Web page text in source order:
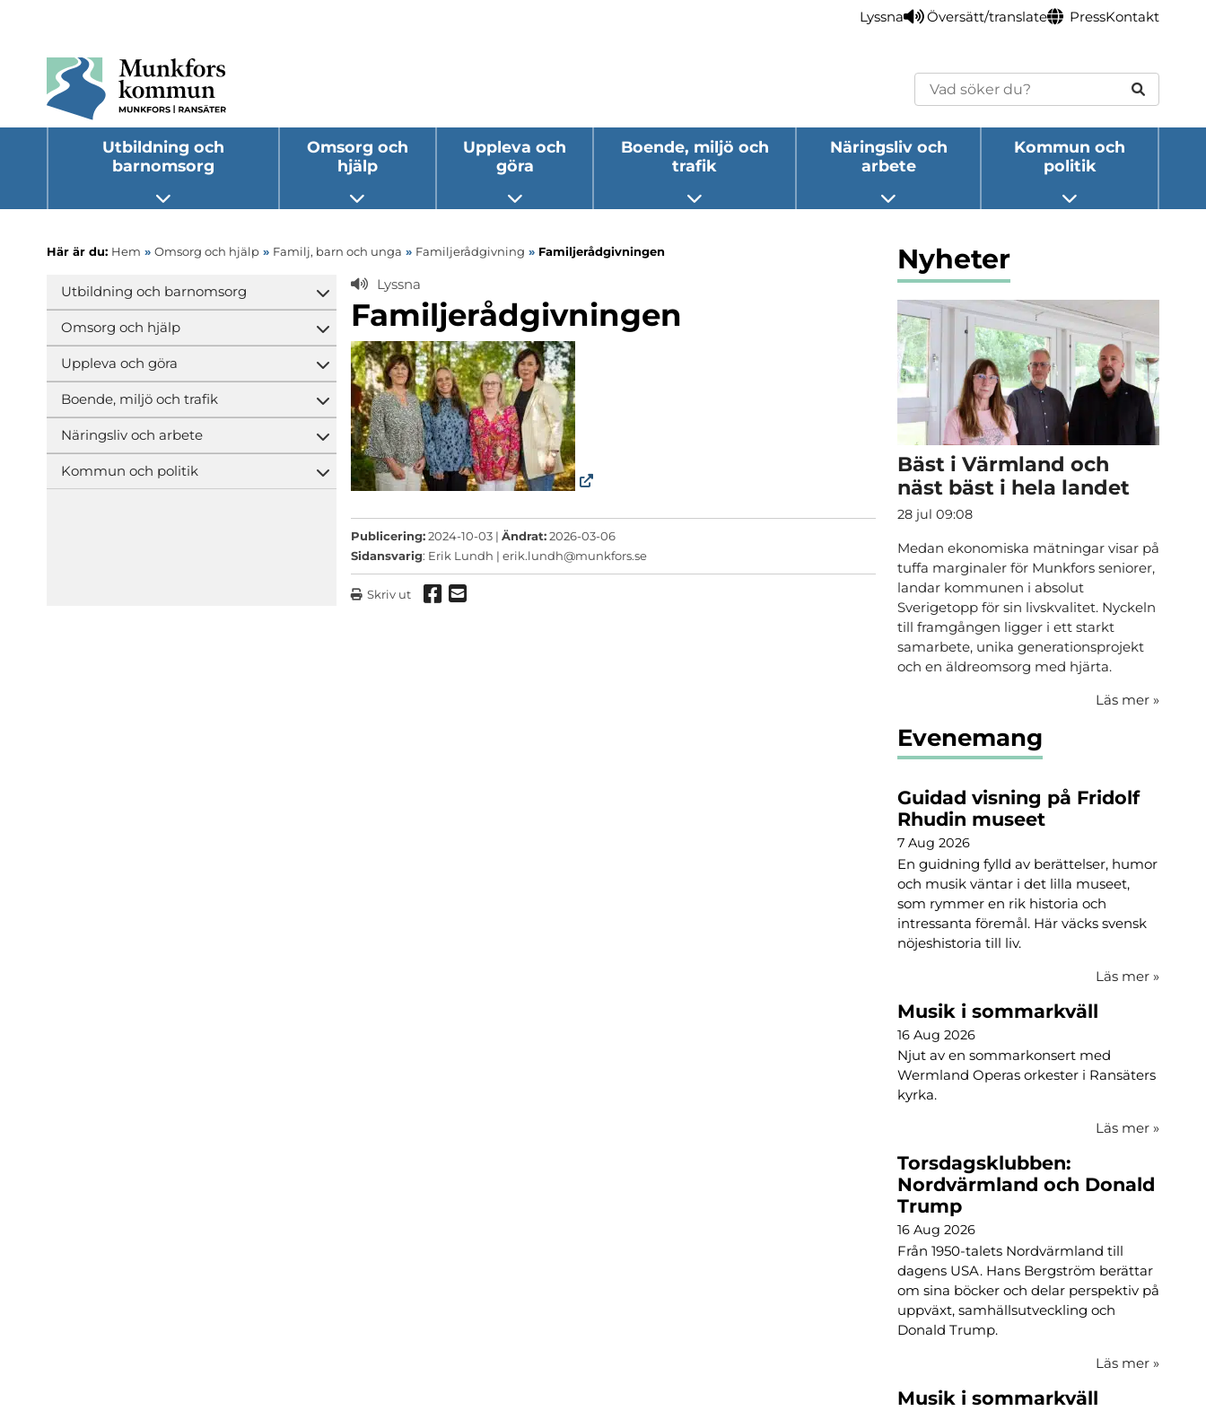
Lyssna Översätt/translate PressKontakt
Sök
Utbildning och
barnomsorg
Öppna undermeny
Omsorg och
hjälp
Öppna undermeny
Uppleva och
göra
Öppna undermeny
Boende, miljö och
trafik
Öppna undermeny
Näringsliv och
arbete
Öppna undermeny
Kommun och
politik
Öppna undermeny
Här är du: Hem » Omsorg och hjälp » Familj, barn och unga » Familjerådgivning » Familjerådgivningen
Utbildning och barnomsorg
Öppna undermeny
Omsorg och hjälp
Öppna undermeny
Uppleva och göra
Öppna undermeny
Boende, miljö och trafik
Öppna undermeny
Näringsliv och arbete
Öppna undermeny
Kommun och politik
Öppna undermeny
Lyssna
Familjerådgivningen
Publicering:2024-10-03 |Ändrat:2026-03-06
Sidansvarig: Erik Lundh |erik.lundh@munkfors.se
Skriv ut Dela via Facebook
Dela via mail
Nyheter
Bäst i Värmland och
näst bäst i hela landet
28 jul 09:08
Medan ekonomiska mätningar visar på
tuffa marginaler för Munkfors seniorer,
landar kommunen i absolut
Sverigetopp för sin livskvalitet. Nyckeln
till framgången ligger i ett starkt
samarbete, unika generationsprojekt
och en äldreomsorg med hjärta.
Läs mer »
Evenemang
Guidad visning på Fridolf
Rhudin museet
7 Aug 2026
En guidning fylld av berättelser, humor
och musik väntar i det lilla museet,
som rymmer en rik historia och
intressanta föremål. Här väcks svensk
nöjeshistoria till liv.
Läs mer »
Musik i sommarkväll
16 Aug 2026
Njut av en sommarkonsert med
Wermland Operas orkester i Ransäters
kyrka.
Läs mer »
Torsdagsklubben:
Nordvärmland och Donald
Trump
16 Aug 2026
Från 1950-talets Nordvärmland till
dagens USA. Hans Bergström berättar
om sina böcker och delar perspektiv på
uppväxt, samhällsutveckling och
Donald Trump.
Läs mer »
Musik i sommarkväll